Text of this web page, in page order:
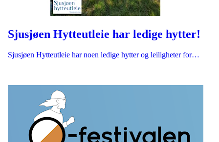
Sjusjøen Hytteutleie har ledige hytter!
Sjusjøen Hytteutleie har noen ledige hytter og leiligheter for…